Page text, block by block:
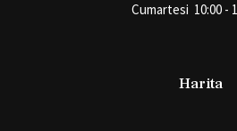
Cumartesi 10:00 -
Harita